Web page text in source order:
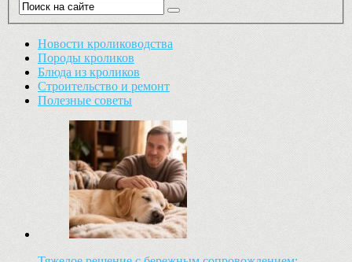
Новости кролиководства
Породы кроликов
Блюда из кроликов
Строительство и ремонт
Полезные советы